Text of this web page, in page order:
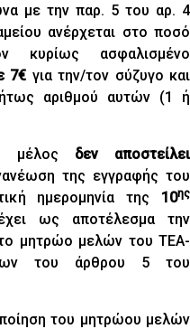
με την παρ. 5 του αρ. 4
ανέρχεται στο ποσό
κυρίως ασφαλισμένο
7€ για την/τον σύζυγο και
αριθμού αυτών (1 ή
μέλος δεν αποστείλει
της εγγραφής του
ημερομηνία της 10ης
ως αποτέλεσμα την
μητρώο μελών του ΤΕΑ-
του άρθρου 5 του
του μητρώου μελών